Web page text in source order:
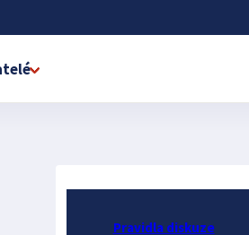
Pravidla diskuze